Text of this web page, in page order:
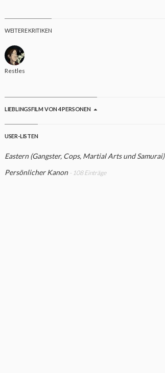
WEITERE KRITIKEN
RestlessKid
LIEBLINGSFILM VON 4 PERSONEN
USER-LISTEN
Eastern (Gangster, Cops, Martial Arts und Samurai)
Persönlicher Kanon - 108 Einträge